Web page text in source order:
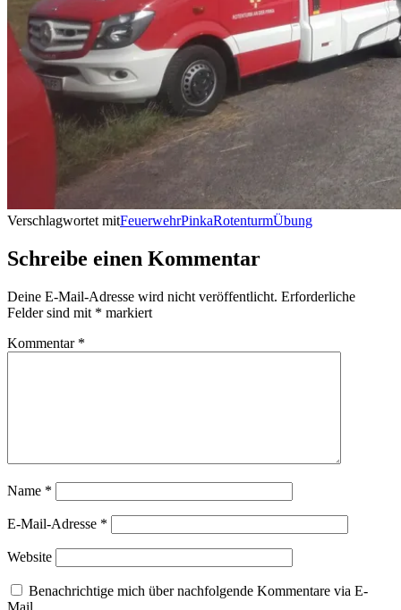
Verschlagwortet mitFeuerwehrPinkaRotenturmÜbung
Schreibe einen Kommentar
Deine E-Mail-Adresse wird nicht veröffentlicht. Erforderliche
Felder sind mit * markiert
Kommentar *
Name *
E-Mail-Adresse *
Website
Benachrichtige mich über nachfolgende Kommentare via E-
Mail.